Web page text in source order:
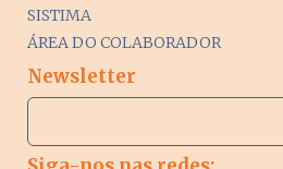
SISTIMA
ÁREA DO COLABORADOR
Newsletter